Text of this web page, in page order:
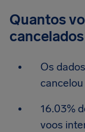
Quantos
Os
16.03%
voos